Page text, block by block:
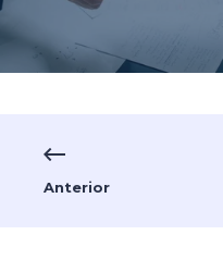
Anterior